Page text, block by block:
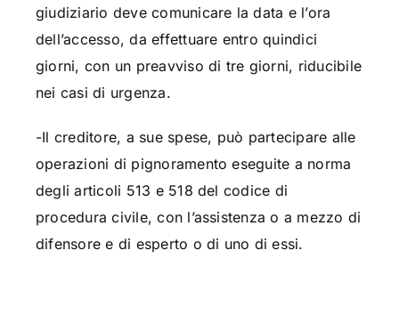
giudiziario deve comunicare la data e l’ora
dell’accesso, da effettuare entro quindici
giorni, con un preavviso di tre giorni, riducibile
nei casi di urgenza.
-Il creditore, a sue spese, può partecipare alle
operazioni di pignoramento eseguite a norma
degli articoli 513 e 518 del codice di
procedura civile, con l’assistenza o a mezzo di
difensore e di esperto o di uno di essi.